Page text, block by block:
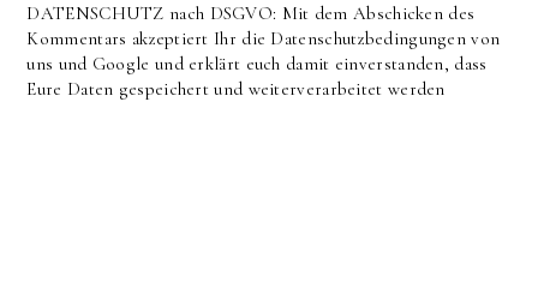
DATENSCHUTZ nach DSGVO: Mit dem Abschicken des
Kommentars akzeptiert Ihr die Datenschutzbedingungen von
uns und Google und erklärt euch damit einverstanden, dass
Eure Daten gespeichert und weiterverarbeitet werden